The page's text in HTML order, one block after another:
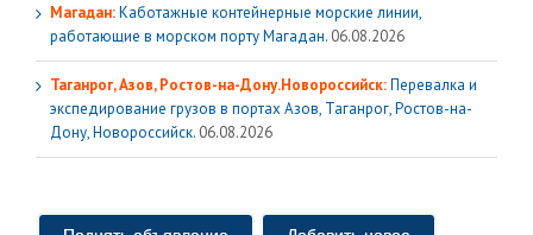
Магадан:Каботажные контейнерные морские линии,
работающие в морском порту Магадан. 06.08.2026
Таганрог, Азов, Ростов-на-Дону.Новороссийск:Перевалка и
экспедирование грузов в портах Азов, Таганрог, Ростов-на-
Дону, Новороссийск. 06.08.2026